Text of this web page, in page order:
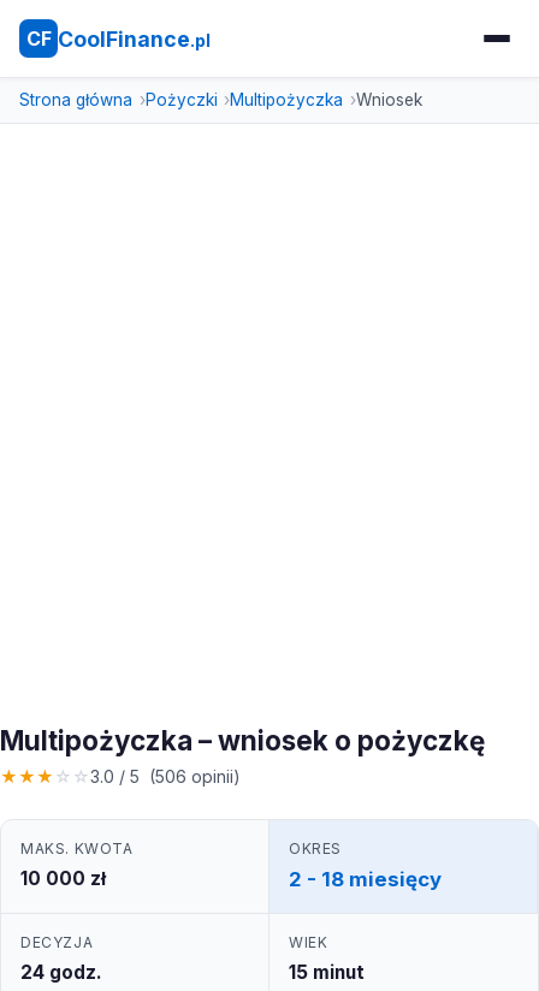
CF CoolFinance.pl
Strona główna Pożyczki Multipożyczka Wniosek
Multipożyczka – wniosek o pożyczkę
★★★ ☆ ☆3.0 / 5 (506 opinii)
MAKS. KWOTA
10 000 zł
OKRES
2 - 18 miesięcy
DECYZJA
24 godz.
WIEK
15 minut